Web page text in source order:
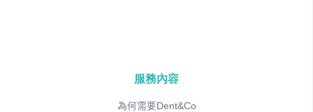
服務內容
為何需要Dent&Co